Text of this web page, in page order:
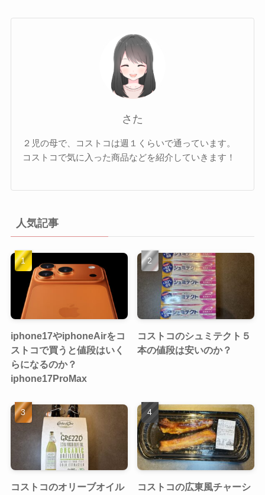
さた
２児の母で、コストコは週１くらいで通っています。
コストコで気に入った商品などを紹介していきます！
人気記事
iphone17やiphoneAirをコ
ストコで買うと値段はいく
らになるのか？
iphone17ProMax
コストコのシュミテクト５
本の値段は安いのか？
コストコのオリーブオイル
コストコの広東風チャーシ